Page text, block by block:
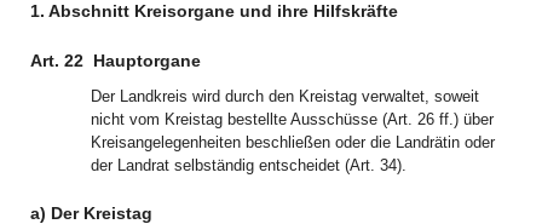
1. Abschnitt Kreisorgane und ihre Hilfskräfte
Art. 22 Hauptorgane
Der Landkreis wird durch den Kreistag verwaltet, soweit
nicht vom Kreistag bestellte Ausschüsse (Art. 26 ff.) über
Kreisangelegenheiten beschließen oder die Landrätin oder
der Landrat selbständig entscheidet (Art. 34).
a) Der Kreistag